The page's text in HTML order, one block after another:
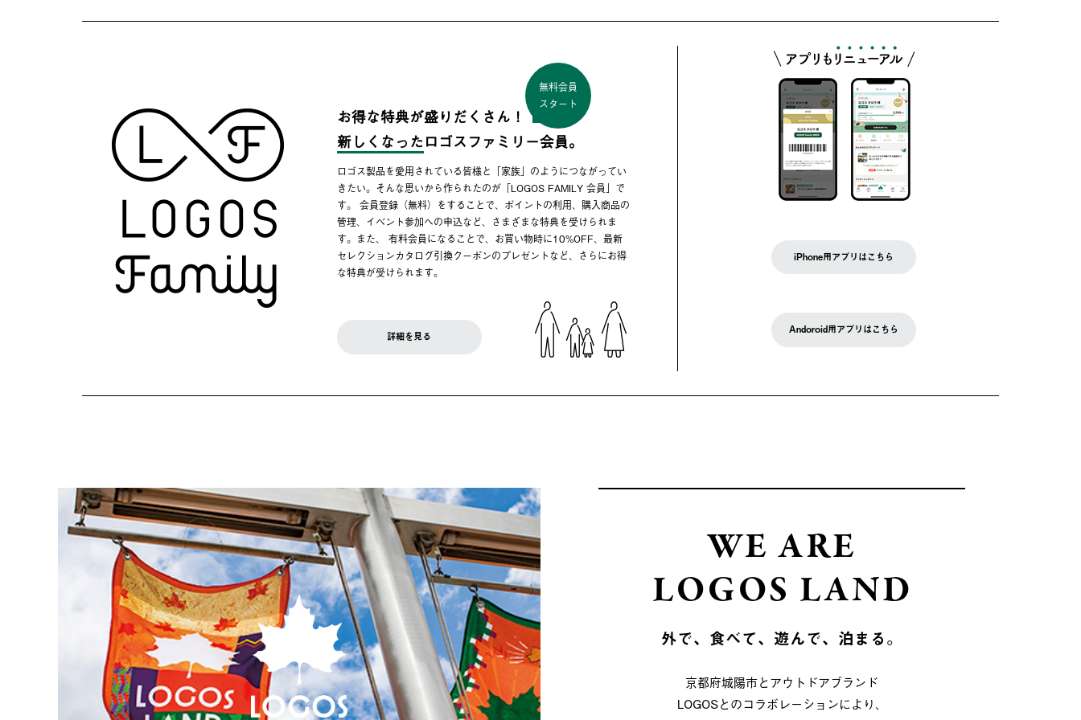
お得な特典が盛りだくさん！
無料会員
スタート
新しくなったロゴスファミリー会員。
ロゴス製品を愛用されている皆様と「家族」のようにつながってい
きたい。そんな思いから作られたのが「LOGOS FAMILY 会員」で
す。 会員登録（無料）をすることで、ポイントの利用、購入商品の
管理、イベント参加への申込など、さまざまな特典を受けられま
す。また、 有料会員になることで、お買い物時に10%OFF、最新
セレクションカタログ引換クーポンのプレゼントなど、さらにお得
な特典が受けられます。
詳細を見る
iPhone用アプリはこちら
Andoroid用アプリはこちら
WE ARE
LOGOS LAND
外で、食べて、遊んで、泊まる。
京都府城陽市とアウトドアブランド
LOGOSとのコラボレーションにより、